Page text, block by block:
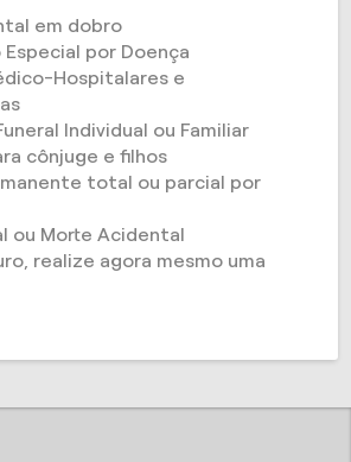
em dobro
por Doença
Hospitalares e
Individual ou Familiar
cônjuge e filhos
total ou parcial por
ou Morte Acidental
realize agora mesmo uma